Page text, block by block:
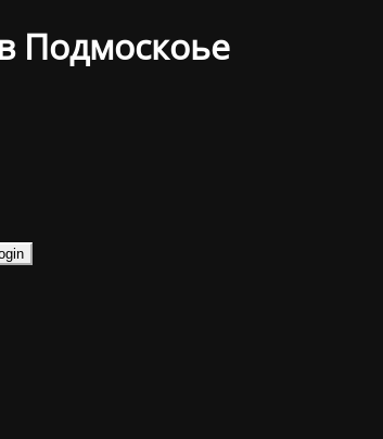
Подмоскоье